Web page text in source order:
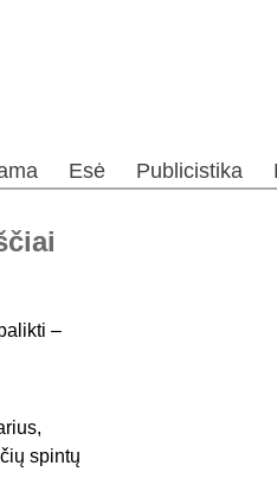
Esė Publicistika
–
spintų